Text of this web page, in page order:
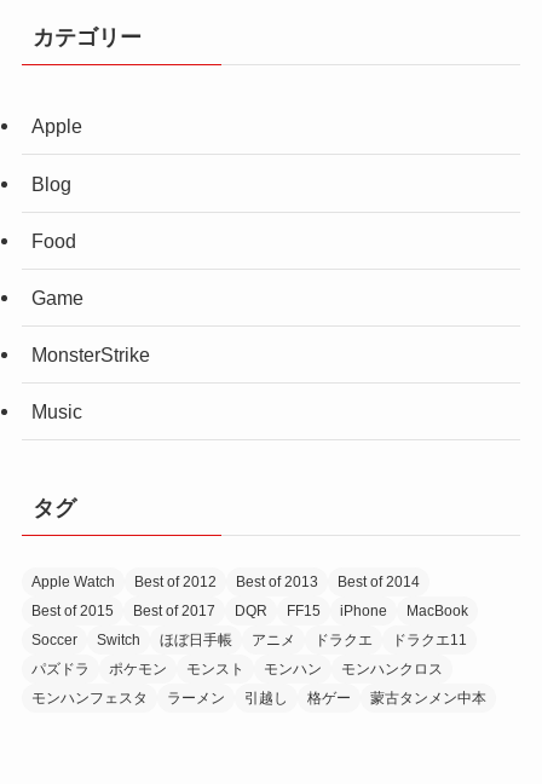
カテゴリー
Apple
Blog
Food
Game
MonsterStrike
Music
タグ
Apple Watch Best of 2012 Best of 2013
Best of 2014
Best of 2015
Best of 2017 DQR FF15 iPhone
MacBook
Soccer
Switch ほぼ日手帳 アニメ ドラクエ
ドラクエ11
パズドラ
ポケモン モンスト モンハン
モンハンクロス
モンハンフェスタ
ラーメン 引越し 格ゲー 蒙古タンメン中本